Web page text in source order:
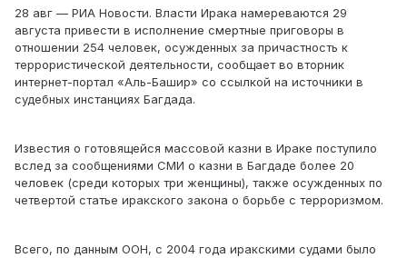
28 авг — РИА Новости. Власти Ирака намереваются 29
августа привести в исполнение смертные приговоры в
отношении 254 человек, осужденных за причастность к
террористической деятельности, сообщает во вторник
интернет-портал «Аль-Башир» со ссылкой на источники в
судебных инстанциях Багдада.
Известия о готовящейся массовой казни в Ираке поступило
вслед за сообщениями СМИ о казни в Багдаде более 20
человек (среди которых три женщины), также осужденных по
четвертой статье иракского закона о борьбе с терроризмом.
Всего, по данным ООН, с 2004 года иракскими судами было